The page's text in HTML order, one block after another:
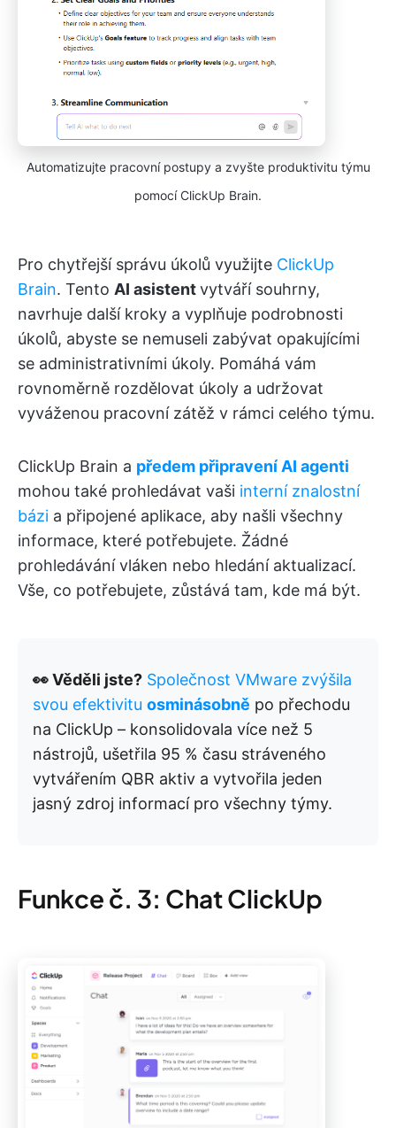
Automatizujte pracovní postupy a zvyšte produktivitu týmu
pomocí ClickUp Brain.
Pro chytřejší správu úkolů využijte ClickUp
Brain. Tento AI asistentvytváří souhrny,
navrhuje další kroky a vyplňuje podrobnosti
úkolů, abyste se nemuseli zabývat opakujícími
se administrativními úkoly. Pomáhá vám
rovnoměrně rozdělovat úkoly a udržovat
vyváženou pracovní zátěž v rámci celého týmu.
ClickUp Brain a předem připravení AI agenti
mohou také prohledávat vaši interní znalostní
bázi a připojené aplikace, aby našli všechny
informace, které potřebujete. Žádné
prohledávání vláken nebo hledání aktualizací.
Vše, co potřebujete, zůstává tam, kde má být.
👀 Věděli jste? Společnost VMware zvýšila
svou efektivitu osminásobně po přechodu
na ClickUp – konsolidovala více než 5
nástrojů, ušetřila 95 % času stráveného
vytvářením QBR aktiv a vytvořila jeden
jasný zdroj informací pro všechny týmy.
Funkce č. 3: Chat ClickUp